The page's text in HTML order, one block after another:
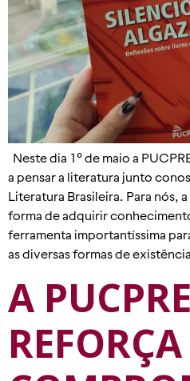
Neste dia 1º de maio a
a pensar a literatura junto
Literatura Brasileira. Para nós,
forma de adquirir
ferramenta importantíssima
as diversas formas de
A